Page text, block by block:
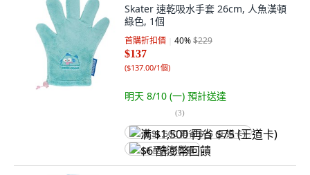
Skater 速乾吸水手套 26cm, 人魚漢頓
綠色, 1個
首購折扣價 40%$229
$137
($137.00/1個)
明天 8/10 (一) 預計送達
(3)
满 $1,500 再省 $75 (王道卡)
$6 酷澎幣回饋